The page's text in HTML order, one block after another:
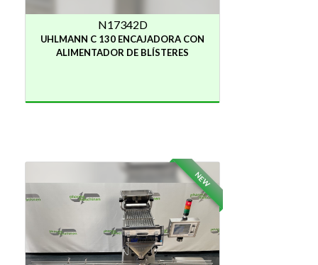
N17342D
UHLMANN C 130 ENCAJADORA CON
ALIMENTADOR DE BLÍSTERES
NEW